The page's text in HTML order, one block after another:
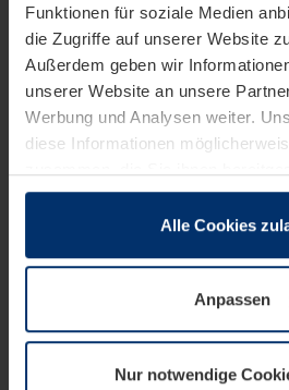
Funktionen für soziale Medien
die Zugriffe auf unserer Website
Außerdem geben wir
unserer Website an unsere
Werbung und Analysen weiter.
diese Informationen
sie im Rahmen Ihrer Nutzung der
wenn diese für den Betrieb dieser
notwendig sind. Für alle anderen
wir Ihre Erlaubnis. Ihre
Datenschutzerklärungunserer
Alle Cookies
Anpassen
Nur notwendige